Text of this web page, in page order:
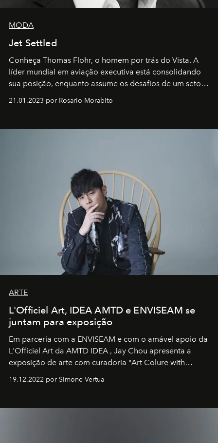
MODA
Jet Settled
Conheça Thomas Flohr, o homem por trás do Vista. A
líder mundial em aviação executiva está consolidando
sua posição, enquanto assume os desafios de um setor
em rápida evolução e redefinindo o conceito de luxo
21.01.2023 por Rosario Morabito
ARTE
L'Officiel Art, IDEA AMTD e ENVISEAM se
juntam para exposição
Em parceria com a ENVISEAM e com o amável apoio da
L'Officiel Art da AMTD IDEA , Jay Chou apresenta a
exposição de arte com curadoria "Art Colure with
19.12.2022 por SImone Vertua